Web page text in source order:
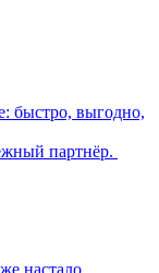
быстро, выгодно,
партнёр.